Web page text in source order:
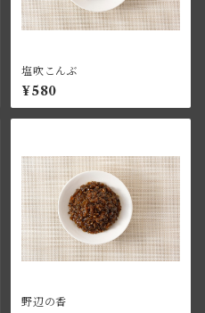
塩吹こんぶ
¥580
野辺の香